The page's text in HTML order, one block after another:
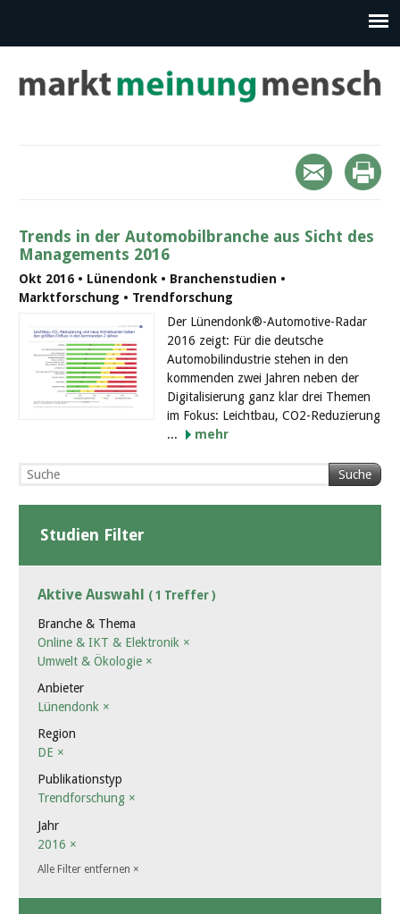
Trends in der Automobilbranche aus Sicht des
Managements 2016
Okt 2016 • Lünendonk • Branchenstudien •
Marktforschung • Trendforschung
Der Lünendonk®-Automotive-Radar
2016 zeigt: Für die deutsche
Automobilindustrie stehen in den
kommenden zwei Jahren neben der
Digitalisierung ganz klar drei Themen
im Fokus: Leichtbau, CO2-Reduzierung
...
mehr
Suche
Studien Filter
Aktive Auswahl ( 1 Treffer )
Branche & Thema
Online & IKT & Elektronik ×
Umwelt & Ökologie ×
Anbieter
Lünendonk ×
Region
DE ×
Publikationstyp
Trendforschung ×
Jahr
2016 ×
Alle Filter entfernen ×